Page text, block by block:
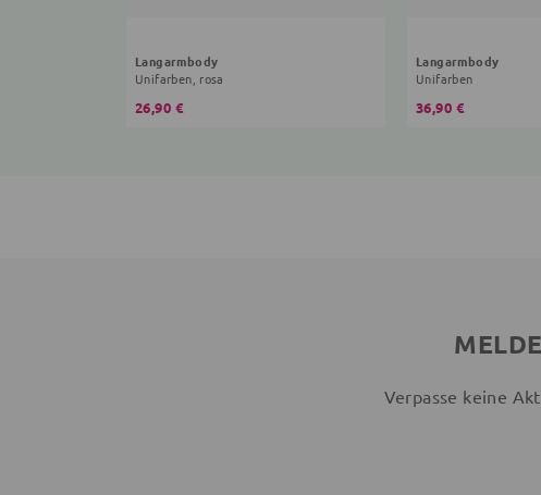
Langarmbody
Unifarben, rosa
26,90 €
Langarmbody
Unifarben
36,90 €
Verpasse keine